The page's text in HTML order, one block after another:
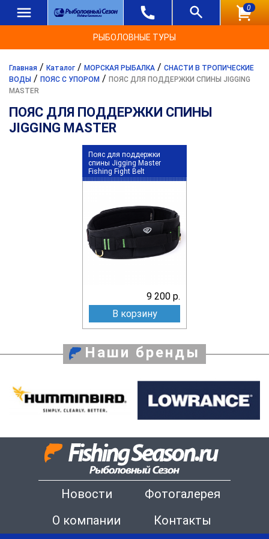
0
РЫБОЛОВНЫЕ ТУРЫ
Главная / Каталог / МОРСКАЯ РЫБАЛКА / СНАСТИ В ТРОПИЧЕСКИЕ
ВОДЫ / ПОЯС С УПОРОМ / ПОЯС ДЛЯ ПОДДЕРЖКИ СПИНЫ JIGGING
MASTER
ПОЯС ДЛЯ ПОДДЕРЖКИ СПИНЫ
JIGGING MASTER
Пояс для поддержки
спины Jigging Master
Fishing Fight Belt
9 200 р.
В корзину
Наши бренды
Новости
Фотогалерея
О компании
Контакты